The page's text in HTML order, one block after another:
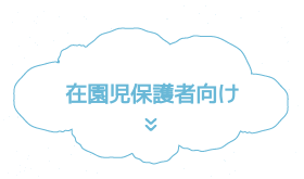
在園児保護者向け